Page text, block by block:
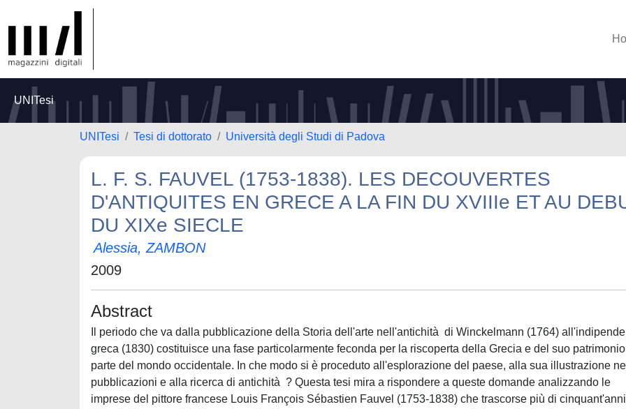
UNITesi
UNITesi Tesi di dottorato Università degli Studi di Padova
L. F. S. FAUVEL (1753-1838). LES DECOUVERTES
D'ANTIQUITES EN GRECE A LA FIN DU XVIIIe ET AU
DU XIXe SIECLE
Alessia, ZAMBON
2009
Abstract
Il periodo che va dalla pubblicazione della Storia dell'arte nell'antichità di Winckelmann (1764)
greca (1830) costituisce una fase particolarmente feconda per la riscoperta della Grecia e del suo
parte del mondo occidentale. In che modo si è proceduto all'esplorazione del paese, alla sua illustrazione
pubblicazioni e alla ricerca di antichità ? Questa tesi mira a rispondere a queste domande analizzando le
imprese del pittore francese Louis François Sébastien Fauvel (1753-1838) che trascorse più di